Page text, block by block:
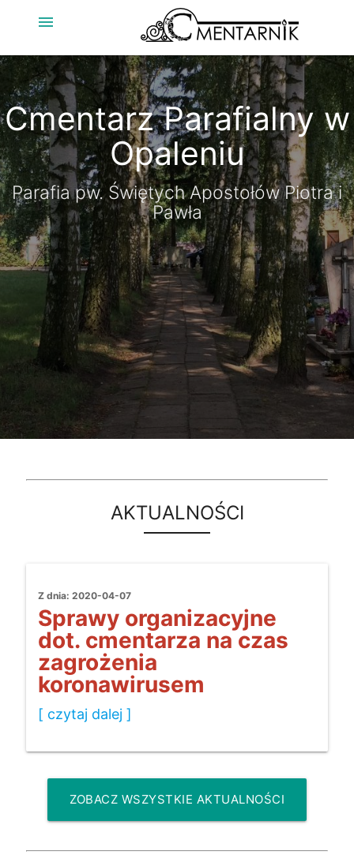
menu
Cmentarz Parafialny w
Opaleniu
Parafia pw. Świętych Apostołów Piotra i
Pawła
AKTUALNOŚCI
Z dnia: 2020-04-07
Sprawy organizacyjne
dot. cmentarza na czas
zagrożenia
koronawirusem
[ czytaj dalej ]
ZOBACZ WSZYSTKIE AKTUALNOŚCI